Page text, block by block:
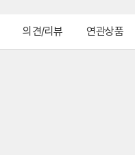
의견/리뷰 연관상품